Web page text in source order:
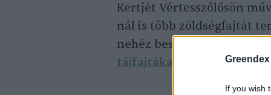
Greendex
If you wish
Kertjét Vértesszőlősön
nál is több zöldségfajtát
nehéz beszerezni,
tájfajtákat
adja tovább